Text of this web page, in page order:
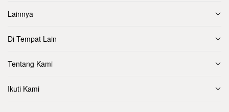
Lainnya
Di Tempat Lain
Tentang Kami
Ikuti Kami